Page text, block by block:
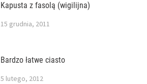
Kapusta z fasolą (wigilijna)
15 grudnia, 2011
Bardzo łatwe ciasto
5 lutego, 2012